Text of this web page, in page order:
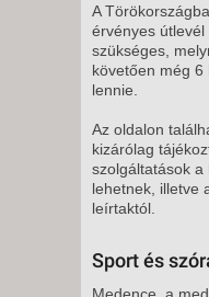
A
érvényes
szükséges,
követően még
lennie.
Az oldalon
kizárólag
szolgáltatások
lehetnek, illetve
leírtaktól.
Sport és
Medence, a